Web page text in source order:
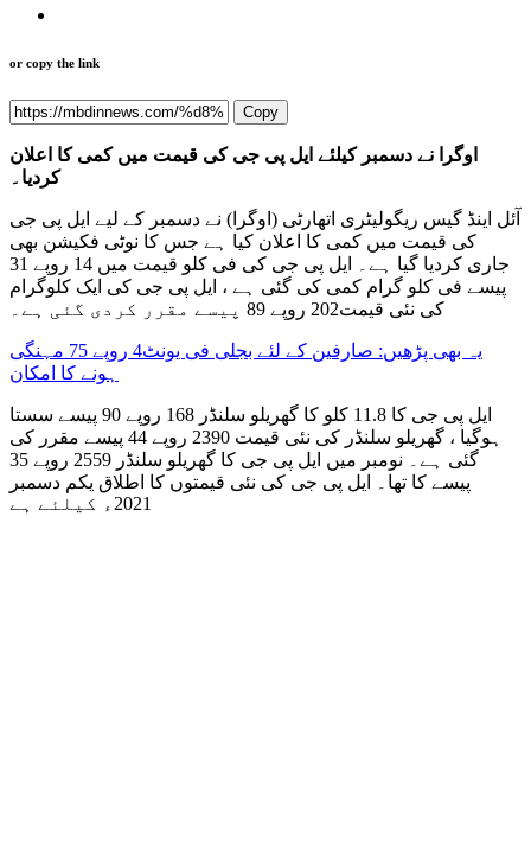
or copy the link
Copy
اوگرا نے دسمبر کیلئے ایل پی جی کی قیمت میں کمی کا اعلان
کردیا۔
آئل اینڈ گیس ریگولیٹری اتھارٹی (اوگرا) نے دسمبر کے لیے ایل پی جی
کی قیمت میں کمی کا اعلان کیا ہے جس کا نوٹی فکیشن بھی
جاری کردیا گیا ہے۔ ایل پی جی کی فی کلو قیمت میں 14 روپے 31
پیسے فی کلو گرام کمی کی گئی ہے ، ایل پی جی کی ایک کلوگرام
کی نئی قیمت202 روپے 89 پیسے مقرر کردی گئی ہے۔
یہ بھی پڑھیں: صارفین کے لئے بجلی فی یونٹ4 روپے 75 مہنگی
ہونے کا امکان
ایل پی جی کا 11.8 کلو کا گھریلو سلنڈر 168 روپے 90 پیسے سستا
ہوگیا ، گھریلو سلنڈر کی نئی قیمت 2390 روپے 44 پیسے مقرر کی
گئی ہے۔ نومبر میں ایل پی جی کا گھریلو سلنڈر 2559 روپے 35
پیسے کا تھا۔ ایل پی جی کی نئی قیمتوں کا اطلاق یکم دسمبر
2021ء کیلئے ہے